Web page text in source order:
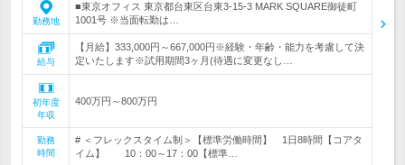
勤務地
■東京オフィス 東京都台東区台東3-15-3 MARK SQUARE御徒町
1001号 ※当面転勤は…
給与
【月給】333,000円～667,000円※経験・年齢・能力を考慮して決
定いたします※試用期間3ヶ月(待遇に変更なし…
初年度
年収
400万円～800万円
勤務
時間
# ＜フレックスタイム制＞【標準労働時間】 1日8時間【コアタ
イム】 10：00～17：00【標準…